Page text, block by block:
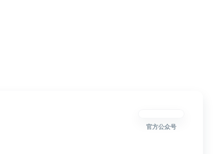
官方公众号